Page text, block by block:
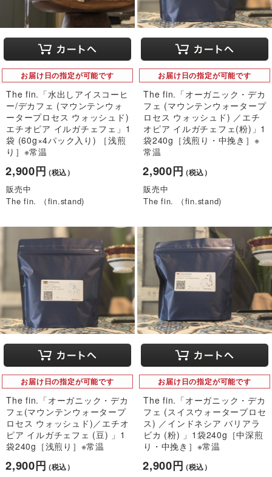
お届け日の指定が可能です
The fin.「水出しアイスコーヒ
ー/デカフェ (マウンテンウォ
ータープロセス ウォッシュド)
エチオピア イルガチェフェ」1
袋 (60g×4パック入り) ［浅煎
り］※常温
2,900円（税込）
販売中
The fin. （fin.stand)
お届け日の指定が可能です
The fin.「オーガニック・デカ
フェ (マウンテンウォータープ
ロセス ウォッシュド) ／エチ
オピア イルガチェフェ(粉)」1
袋240g［浅煎り・中挽き］※
常温
2,900円（税込）
販売中
The fin. （fin.stand)
お届け日の指定が可能です
The fin.「オーガニック・デカ
フェ(マウンテンウォータープ
ロセス ウォッシュド)／エチオ
ピア イルガチェフェ (豆) 」1
袋240g［浅煎り］※常温
2,900円（税込）
お届け日の指定が可能です
The fin.「オーガニック・デカ
フェ (スイスウォータープロセ
ス) ／インドネシア バリアラ
ビカ (粉) 」1袋240g［中深煎
り・中挽き］※常温
2,900円（税込）